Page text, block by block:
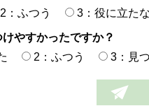
2：ふつう 3：役に立た
やすかったですか？
2：ふつう 3：見